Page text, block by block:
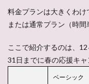
料金プランは大きくわ
または通常プラン（時間
ここで紹介するのは、
31日までに春の応援キ
ベーシック